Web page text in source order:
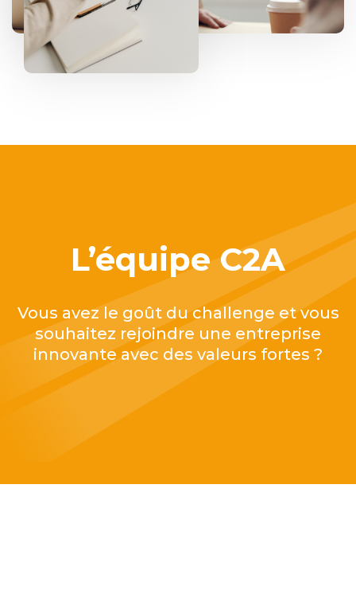
L’équipe C2A
Vous avez le goût du challenge et vous
souhaitez rejoindre une entreprise
innovante avec des valeurs fortes ?